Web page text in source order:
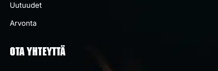
Uutuudet
Arvonta
OTA YHTEYTTÄ